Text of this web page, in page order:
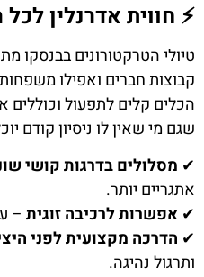
⚡ חווית אדרנלין
טיולי הטרקטורונים בבנסקו
קבוצות חברים ואפילו
הכלים קלים לתפעול
שגם מי שאין לו ניסיון קודם
✔ מסלולים בדרגות קושי
אתגריים יותר.
✔ אפשרות לרכיבה זוגית –
✔ הדרכה מקצועית לפני
ותרגול נהיגה.